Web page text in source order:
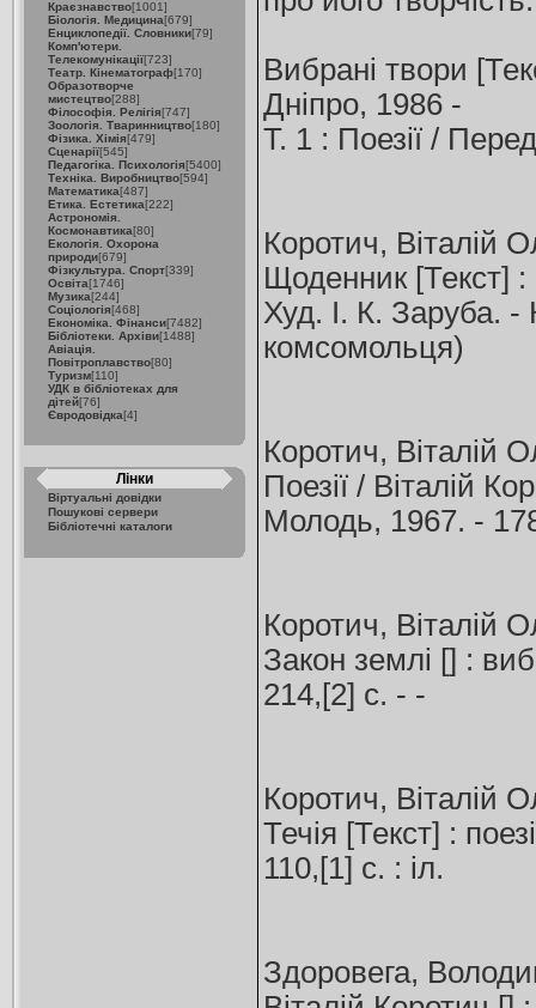
Краєзнавство[1001]
Біологія. Медицина[679]
Енциклопедії. Словники[79]
Комп'ютери.
Телекомунікації[723]
Театр. Кінематограф[170]
Образотворче
мистецтво[288]
Філософія. Релігія[747]
Зоологія. Тваринництво[180]
Фізика. Хімія[479]
Сценарії[545]
Педагогіка. Психологія[5400]
Техніка. Виробництво[594]
Математика[487]
Етика. Естетика[222]
Астрономія.
Космонавтика[80]
Екологія. Охорона
природи[679]
Фізкультура. Спорт[339]
Освіта[1746]
Музика[244]
Соціологія[468]
Економіка. Фінанси[7482]
Бібліотеки. Архіви[1488]
Авіація.
Повітроплавство[80]
Туризм[110]
УДК в бібліотеках для
дітей[76]
Євродовідка[4]
Лінки
Віртуальні довідки
Пошукові сервери
Бібліотечні каталоги
Вибрані твори
Дніпро, 1986 -
Т. 1 : Поезії /
Коротич, Віталій
Щоденник [Текст] :
Худ. І. К. Заруба.
комсомольця)
Коротич, Віталій
Поезії / Віталій
Молодь, 1967. -
Коротич, Віталій
Закон землі [] :
214,[2] с. - -
Коротич, Віталій
Течія [Текст] :
110,[1] с. : іл.
Здоровега,